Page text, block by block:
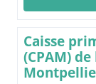
Caisse
(CPAM)